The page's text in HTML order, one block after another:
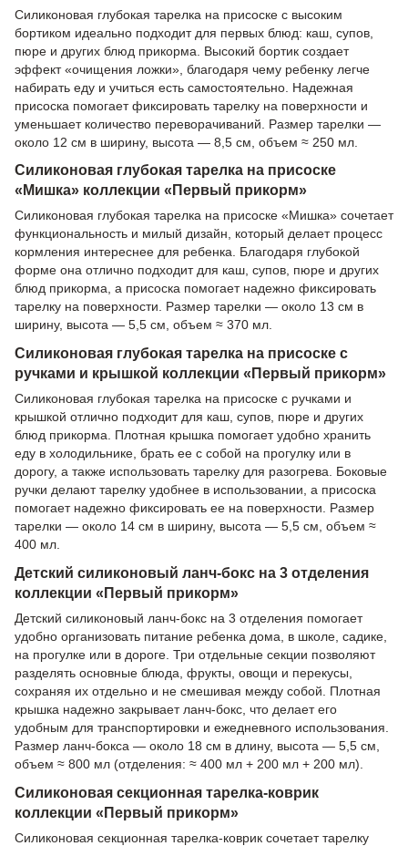
Силиконовая глубокая тарелка на присоске с высоким
бортиком идеально подходит для первых блюд: каш, супов,
пюре и других блюд прикорма. Высокий бортик создает
эффект «очищения ложки», благодаря чему ребенку легче
набирать еду и учиться есть самостоятельно. Надежная
присоска помогает фиксировать тарелку на поверхности и
уменьшает количество переворачиваний. Размер тарелки —
около 12 см в ширину, высота — 8,5 см, объем ≈ 250 мл.
Силиконовая глубокая тарелка на присоске
«Мишка» коллекции «Первый прикорм»
Силиконовая глубокая тарелка на присоске «Мишка» сочетает
функциональность и милый дизайн, который делает процесс
кормления интереснее для ребенка. Благодаря глубокой
форме она отлично подходит для каш, супов, пюре и других
блюд прикорма, а присоска помогает надежно фиксировать
тарелку на поверхности. Размер тарелки — около 13 см в
ширину, высота — 5,5 см, объем ≈ 370 мл.
Силиконовая глубокая тарелка на присоске с
ручками и крышкой коллекции «Первый прикорм»
Силиконовая глубокая тарелка на присоске с ручками и
крышкой отлично подходит для каш, супов, пюре и других
блюд прикорма. Плотная крышка помогает удобно хранить
еду в холодильнике, брать ее с собой на прогулку или в
дорогу, а также использовать тарелку для разогрева. Боковые
ручки делают тарелку удобнее в использовании, а присоска
помогает надежно фиксировать ее на поверхности. Размер
тарелки — около 14 см в ширину, высота — 5,5 см, объем ≈
400 мл.
Детский силиконовый ланч-бокс на 3 отделения
коллекции «Первый прикорм»
Детский силиконовый ланч-бокс на 3 отделения помогает
удобно организовать питание ребенка дома, в школе, садике,
на прогулке или в дороге. Три отдельные секции позволяют
разделять основные блюда, фрукты, овощи и перекусы,
сохраняя их отдельно и не смешивая между собой. Плотная
крышка надежно закрывает ланч-бокс, что делает его
удобным для транспортировки и ежедневного использования.
Размер ланч-бокса — около 18 см в длину, высота — 5,5 см,
объем ≈ 800 мл (отделения: ≈ 400 мл + 200 мл + 200 мл).
Силиконовая секционная тарелка-коврик
коллекции «Первый прикорм»
Силиконовая секционная тарелка-коврик сочетает тарелку